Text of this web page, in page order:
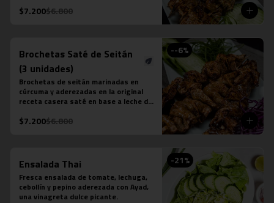
$7.200$6.800
--6%
Brochetas Saté de Seitán
(3 unidades)
Brochetas de seitán marinadas en
cúrcuma y aderezadas en la original
receta casera saté en base a leche de
cilantro, tamarindo y ají.
$7.200$6.800
-21%
Ensalada Thai
Fresca ensalada de tomate, lechuga,
cebollín y pepino aderezada con Ayad,
una vinagreta dulce picante.